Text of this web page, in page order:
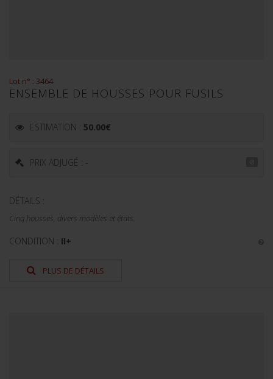
Lot n° : 3464
ENSEMBLE DE HOUSSES POUR FUSILS
ESTIMATION : 50.00€
PRIX ADJUGÉ : -
DÉTAILS :
Cinq housses, divers modèles et états.
CONDITION : II+
PLUS DE DÉTAILS